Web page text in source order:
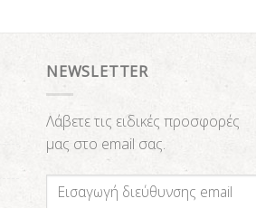
NEWSLETTER
Λάβετε τις ειδικές προσφορές
μας στο email σας.